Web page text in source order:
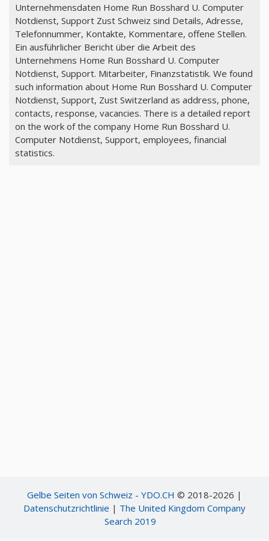
Unternehmensdaten Home Run Bosshard U. Computer
Notdienst, Support Zust Schweiz sind Details, Adresse,
Telefonnummer, Kontakte, Kommentare, offene Stellen.
Ein ausführlicher Bericht über die Arbeit des
Unternehmens Home Run Bosshard U. Computer
Notdienst, Support. Mitarbeiter, Finanzstatistik. We found
such information about Home Run Bosshard U. Computer
Notdienst, Support, Zust Switzerland as address, phone,
contacts, response, vacancies. There is a detailed report
on the work of the company Home Run Bosshard U.
Computer Notdienst, Support, employees, financial
statistics.
Gelbe Seiten von Schweiz - YDO.CH © 2018-2026 |
Datenschutzrichtlinie | The United Kingdom Company
Search 2019